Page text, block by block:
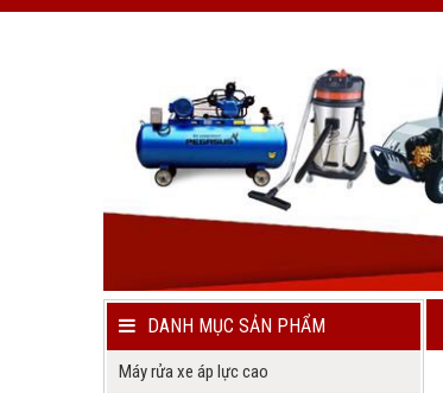
DANH MỤC SẢN PHẨM
Máy rửa xe áp lực cao